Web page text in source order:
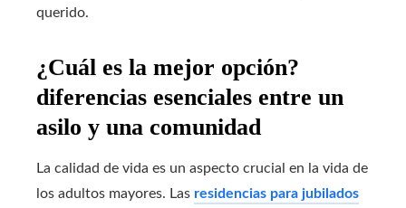
querido.
¿Cuál es la mejor opción?
diferencias esenciales entre un
asilo y una comunidad
La calidad de vida es un aspecto crucial en la vida de
los adultos mayores. Las residencias para jubilados